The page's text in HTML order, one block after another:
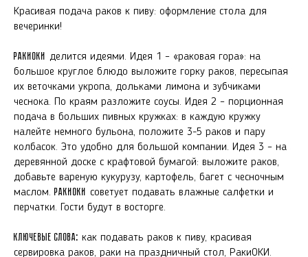
Красивая подача раков к пиву: оформление стола для
вечеринки!
РакиОКИ делится идеями. Идея 1 – «раковая гора»: на
большое круглое блюдо выложите горку раков, пересыпая
их веточками укропа, дольками лимона и зубчиками
чеснока. По краям разложите соусы. Идея 2 – порционная
подача в больших пивных кружках: в каждую кружку
налейте немного бульона, положите 3-5 раков и пару
колбасок. Это удобно для большой компании. Идея 3 – на
деревянной доске с крафтовой бумагой: выложите раков,
добавьте вареную кукурузу, картофель, багет с чесночным
маслом. РакиОКИ советует подавать влажные салфетки и
перчатки. Гости будут в восторге.
Ключевые слова: как подавать раков к пиву, красивая
сервировка раков, раки на праздничный стол, РакиОКИ.